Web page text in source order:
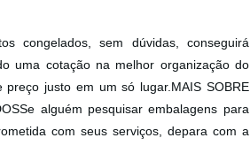
congelados, sem dúvidas, conseguirá
uma cotação na melhor organização do
justo em um só lugar.MAIS SOBRE
alguém pesquisar embalagens para
com seus serviços, depara com a